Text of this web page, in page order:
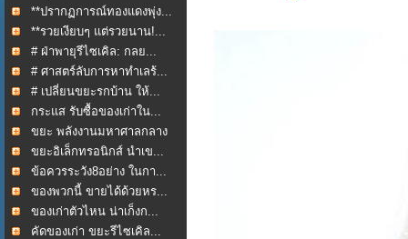
**ปรากฏการณ์ทองแดงพุ่ง...
**รวยเงียบๆ แต่รวยนาน!...
# ฝ่าพายุรีไซเคิล: กลย...
# ศาสตร์ลับการหาทำเลร้...
# เปลี่ยนขยะรกบ้าน ให้...
กระแส รับซื้อของเก่าใน...
ขยะ พลังงานมหาศาลกลาง
ใ...
ขยะอิเล็กทรอนิกส์ นำเข...
ข้อควรระวัง8อย่าง ในกา...
ของพวกนี้ ขายได้ด้วยหร...
ของเก่าตัวไหน น่าเก็งก...
คัดของเก่า ขยะรีไซเคิล...